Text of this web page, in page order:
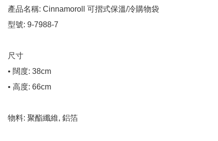
產品名稱: Cinnamoroll 可摺式保溫/冷購物袋
型號: 9-7988-7
尺寸
• 闊度: 38cm
• 高度: 66cm
物料: 聚酯纖維, 鋁箔